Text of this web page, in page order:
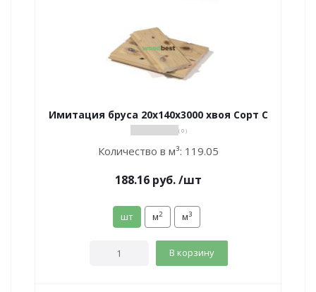
Имитация бруса 20х140х3000 хвоя Сорт С
( 0 )
Количество в м³: 119.05
188.16 руб./шт
шт м2 м3
В корзину